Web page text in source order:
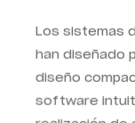
Los sistemas
han diseñado
diseño
software
realización de